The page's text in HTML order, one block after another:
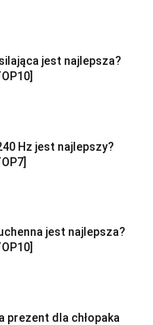
jest najlepsza?
Hz jest najlepszy?
jest najlepsza?
prezent dla chłopaka